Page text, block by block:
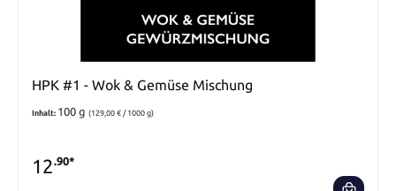
HPK #1 - Wok & Gemüse Mischung
Inhalt: 100 g (129,00 € / 1000 g)
12.90*